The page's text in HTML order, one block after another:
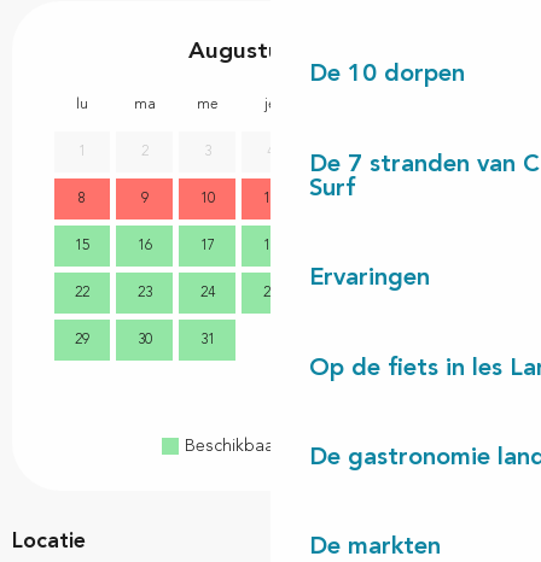
De 10 dorpen
De 7 stranden van
Surf
Ervaringen
Op de fiets in les
De gastronomie
De markten
Augustus 2026
lu ma me je
2 3 4
8 9 10 11 12
15 16 17 18
22 23 24 25 27
29 30 31
Beschikbaar Gesloten
Locatie